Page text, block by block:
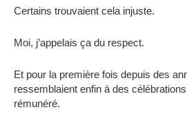
Certains trouvaient cela injuste.
Moi, j’appelais ça du respect.
Et pour la première fois depuis des
ressemblaient enfin à des
rémunéré.